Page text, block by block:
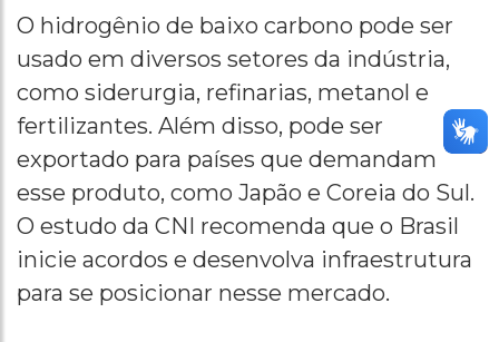
O hidrogênio de baixo carbono pode ser
usado em diversos setores da indústria,
como siderurgia, refinarias, metanol e
fertilizantes. Além disso, pode ser
exportado para países que demandam
esse produto, como Japão e Coreia do Sul.
O estudo da CNI recomenda que o Brasil
inicie acordos e desenvolva infraestrutura
para se posicionar nesse mercado.